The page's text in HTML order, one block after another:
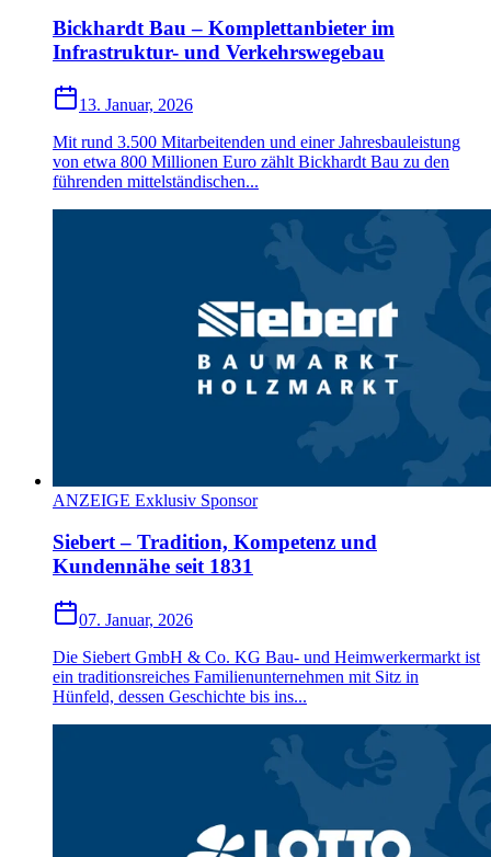
Bickhardt Bau – Komplettanbieter im
Infrastruktur- und Verkehrswegebau
13. Januar, 2026
Mit rund 3.500 Mitarbeitenden und einer Jahresbauleistung
von etwa 800 Millionen Euro zählt Bickhardt Bau zu den
führenden mittelständischen...
ANZEIGE Exklusiv Sponsor
Siebert – Tradition, Kompetenz und
Kundennähe seit 1831
07. Januar, 2026
Die Siebert GmbH & Co. KG Bau- und Heimwerkermarkt ist
ein traditionsreiches Familienunternehmen mit Sitz in
Hünfeld, dessen Geschichte bis ins...